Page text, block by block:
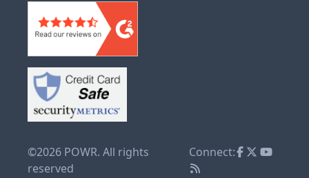
©2026 POWR. All rights
reserved
Connect: